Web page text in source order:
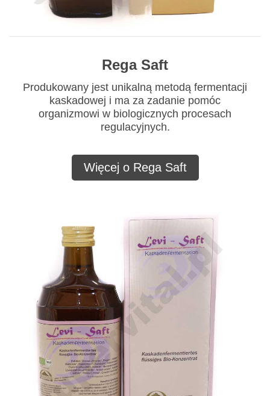
Rega Saft
Produkowany jest unikalną metodą fermentacji
kaskadowej i ma za zadanie pomóc
organizmowi w biologicznych procesach
regulacyjnych.
Więcej o Rega Saft